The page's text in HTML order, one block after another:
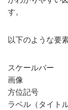
す。
以下のような要
スケールバー
画像
方位記号
ラベル（タイト